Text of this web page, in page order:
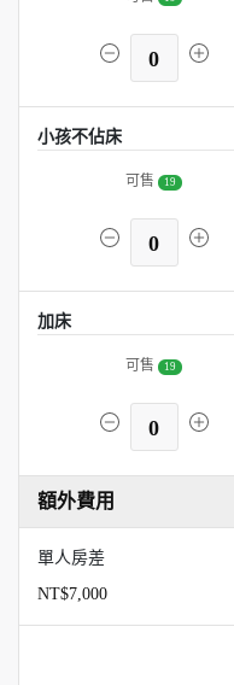
0
小孩不佔床
可售 19
0
加床
可售 19
0
額外費用
單人房差
NT$7,000